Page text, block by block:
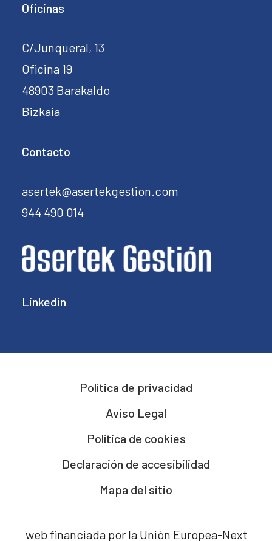
Linkedin
Oficinas
C/Junqueral, 13
Oficina 19
48903 Barakaldo
Bizkaia
Contacto
asertek@asertekgestion.com
944 490 014
Política de privacidad
Aviso Legal
Política de cookies
Declaración de accesibilidad
Mapa del sitio
web financiada por la Unión Europea-Next